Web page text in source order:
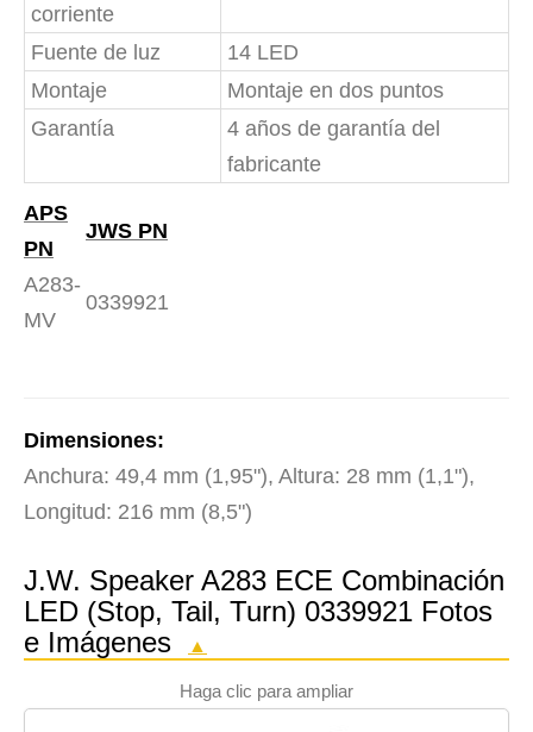
corriente
Fuente de luz
14 LED
Montaje
Montaje en dos puntos
Garantía
4 años de garantía del
fabricante
APS
PN
JWS PN
A283-
MV
0339921
Dimensiones:
Anchura: 49,4 mm (1,95"), Altura: 28 mm (1,1"),
Longitud: 216 mm (8,5")
J.W. Speaker A283 ECE Combinación
LED (Stop, Tail, Turn) 0339921 Fotos
e Imágenes
▲
Haga clic para ampliar